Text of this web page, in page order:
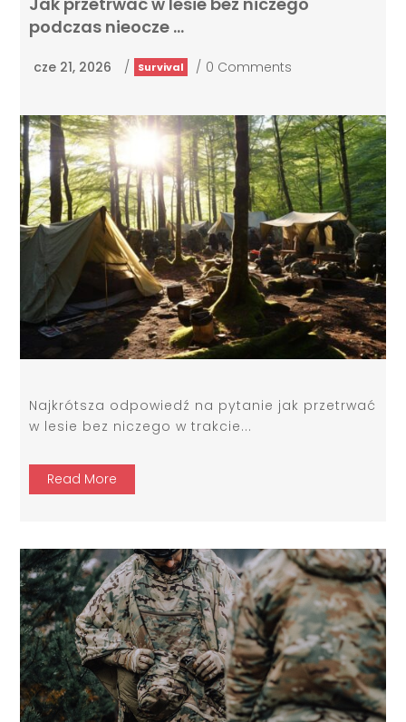
podczas nieocze …
cze 21, 2026 / Survival / 0 Comments
Najkrótsza odpowiedź na pytanie jak przetrwać
w lesie bez niczego w trakcie...
Read More